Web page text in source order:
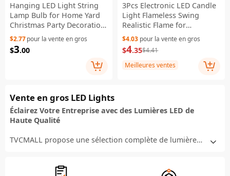
Hanging LED Light String
Lamp Bulb for Home Yard
Christmas Party Decoration
- Warm White//3 meters
with 20 lights
$2.77pour la vente en gros
$3.00
3Pcs Electronic LED Candle
Light Flameless Swing
Realistic Flame for
Halloween Christmas
Garden
$4.03 pour la vente en gros
$4.35$4.41
Meilleures ventes
Vente en gros LED Lights
Éclairez Votre Entreprise avec des Lumières LED de
Haute Qualité
TVCMALL propose une sélection complète de lumières
aux solutions d'éclairage pratiques, nos lumières LED